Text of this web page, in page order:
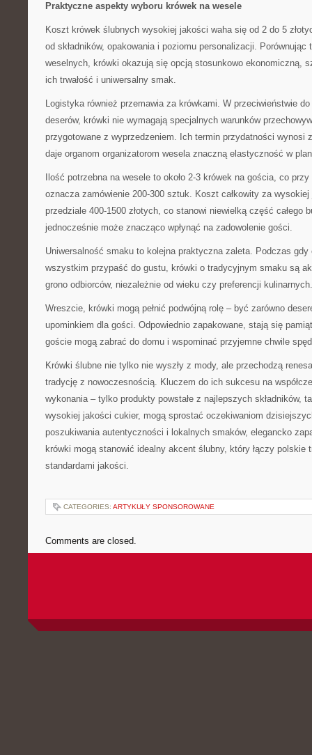
Praktyczne aspekty wyboru krówek na wesele
Koszt krówek ślubnych wysokiej jakości waha się od 2 do 5
od składników, opakowania i poziomu personalizacji.
weselnych, krówki okazują się opcją stosunkowo ekonomiczną,
ich trwałość i uniwersalny smak.
Logistyka również przemawia za krówkami. W przeciwieństwie
deserów, krówki nie wymagają specjalnych warunków
przygotowane z wyprzedzeniem. Ich termin przydatności wynosi
daje organom organizatorom wesela znaczną elastyczność w
Ilość potrzebna na wesele to około 2-3 krówek na gościa, co
oznacza zamówienie 200-300 sztuk. Koszt całkowity za
przedziale 400-1500 złotych, co stanowi niewielką część całego
jednocześnie może znacząco wpłynąć na zadowolenie gości.
Uniwersalność smaku to kolejna praktyczna zaleta. Podczas
wszystkim przypaść do gustu, krówki o tradycyjnym smaku są
grono odbiorców, niezależnie od wieku czy preferencji kulinarnych.
Wreszcie, krówki mogą pełnić podwójną rolę – być zarówno
upominkiem dla gości. Odpowiednio zapakowane, stają się
goście mogą zabrać do domu i wspominać przyjemne chwile
Krówki ślubne nie tylko nie wyszły z mody, ale przechodzą
tradycję z nowoczesnością. Kluczem do ich sukcesu na
wykonania – tylko produkty powstałe z najlepszych składników,
wysokiej jakości cukier, mogą sprostać oczekiwaniom
poszukiwania autentyczności i lokalnych smaków, elegancko
krówki mogą stanowić idealny akcent ślubny, który łączy polskie
standardami jakości.
CATEGORIES: ARTYKUŁY SPONSOROWANE
Comments are closed.